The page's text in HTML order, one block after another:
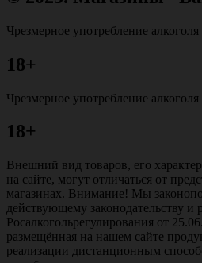
Чрезмерное употребление
18+
Чрезмерное употребление
18+
Внешний вид товаров, его
на сайте, могут отличаться от
магазинах. Внимание! Мы
действующему законодательству и
Росалкогольрегулирования от
размещённая на нашем сайте
реализации дистанционным